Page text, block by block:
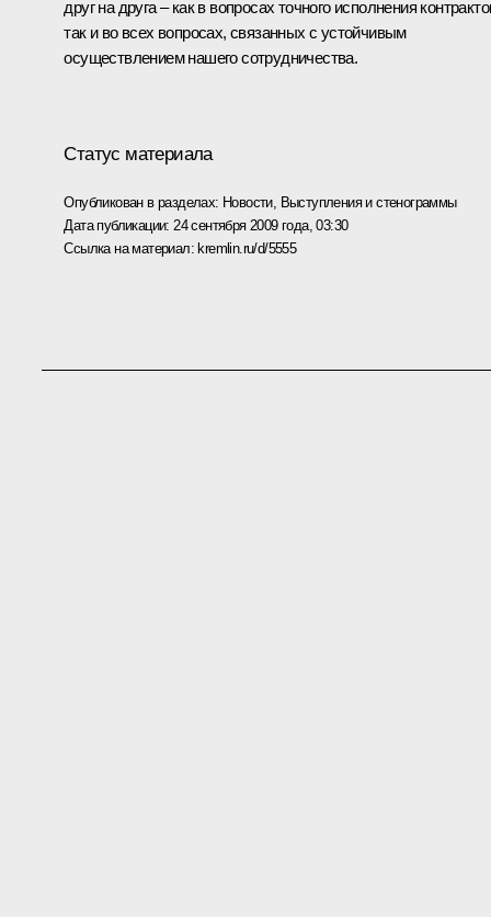
друг на друга – как в вопросах точного исполнения
так и во всех вопросах, связанных с устойчивым
осуществлением нашего сотрудничества.
Статус материала
Опубликован в разделах: Новости, Выступления и стенограммы
Дата публикации: 24 сентября 2009 года, 03:30
Ссылка на материал:kremlin.ru/d/5555